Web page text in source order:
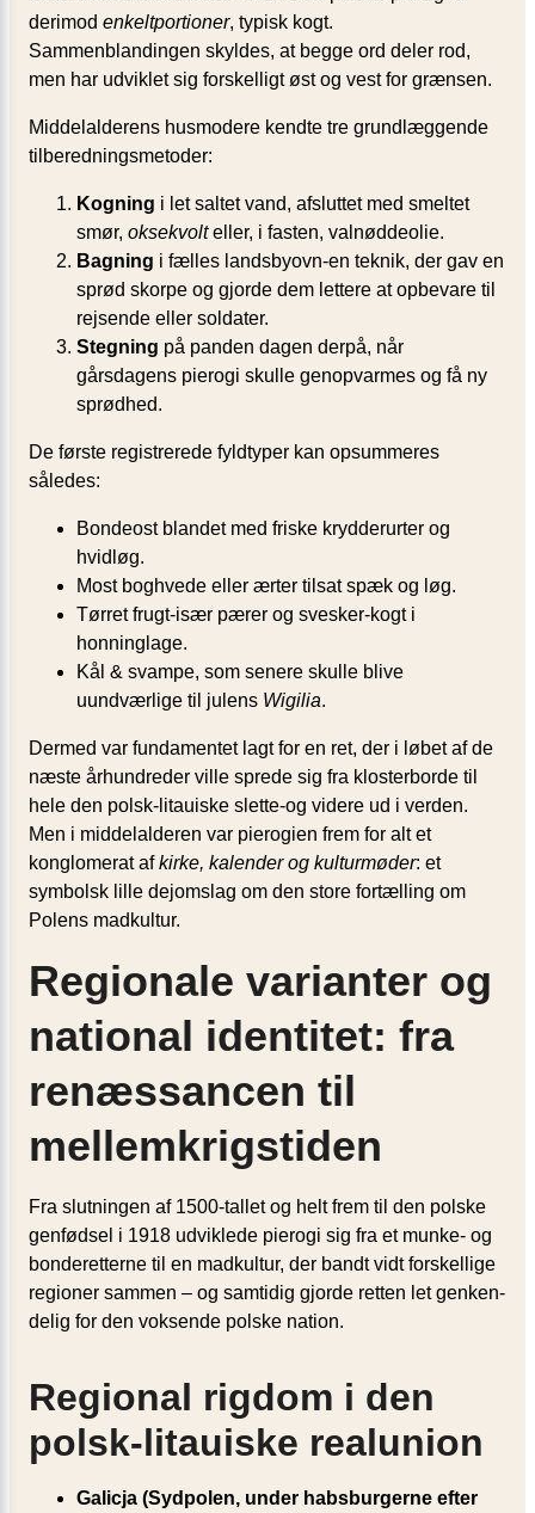
derimod enkeltportioner, typisk kogt.
Sammenblandingen skyldes, at begge ord deler rod,
men har udviklet sig forskelligt øst og vest for grænsen.
Middelalderens husmodere kendte tre grundlæggende
tilberedningsmetoder:
Kogning i let saltet vand, afsluttet med smeltet
smør, oksekvolteller, i fasten, valnøddeolie.
Bagning i fælles landsbyovn-en teknik, der gav en
sprød skorpe og gjorde dem lettere at opbevare til
rejsende eller soldater.
Stegning på panden dagen derpå, når
gårsdagens pierogi skulle genopvarmes og få ny
sprødhed.
De første registrerede fyldtyper kan opsummeres
således:
Bondeost blandet med friske krydderurter og
hvidløg.
Most boghvede eller ærter tilsat spæk og løg.
Tørret frugt-især pærer og svesker-kogt i
honninglage.
Kål & svampe, som senere skulle blive
uundværlige til julens Wigilia.
Dermed var fundamentet lagt for en ret, der i løbet af de
næste århundreder ville sprede sig fra klosterborde til
hele den polsk-litauiske slette-og videre ud i verden.
Men i middelalderen var pierogien frem for alt et
konglomerat afkirke, kalender og kulturmøder: et
symbolsk lille dejomslag om den store fortælling om
Polens madkultur.
Regionale varianter og
national identitet: fra
renæssancen til
mellemkrigstiden
Fra slutningen af 1500-tallet og helt frem til den polske
genfødsel i 1918 udviklede pierogi sig fra et munke- og
bonderetterne til en madkultur, der bandt vidt forskellige
regioner sammen – og samtidig gjorde retten let gen­ken­
de­lig for den voksende polske nation.
Regional rigdom i den
polsk-litauiske realunion
Galicja (Sydpolen, under habsburgerne efter